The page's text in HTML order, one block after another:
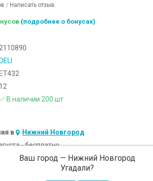
/ Написать отзыв
(подробнее о бонусах)
2110890
DELI
ET432
12
В наличии 200 шт
в Нижний Новгород
Ваш город — Нижний Новгород
Угадали?
- бесплатно
c 14 августа - 300 ₽ (от 5 000 ₽